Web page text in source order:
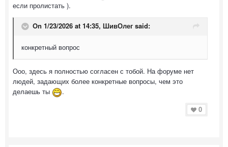
если пролистать ).
On 1/23/2026 at 14:35, ШивОлег said:
конкретный вопрос
Ооо, здесь я полностью согласен с тобой. На форуме нет
людей, задающих более конкретные вопросы, чем это
делаешь ты
.
0